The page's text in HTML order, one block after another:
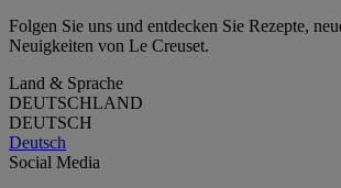
Folgen Sie uns und entdecken Sie Rezepte,
Neuigkeiten von Le Creuset.
Land & Sprache
DEUTSCHLAND
DEUTSCH
Deutsch
Social Media